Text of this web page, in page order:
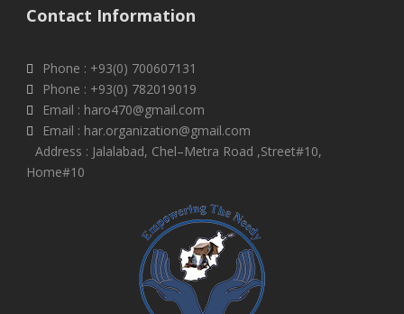
Contact Information
Phone : +93(0) 700607131
Phone : +93(0) 782019019
Email : haro470@gmail.com
Email : har.organization@gmail.com
Address : Jalalabad, Chel–Metra Road ,Street#10,
Home#10